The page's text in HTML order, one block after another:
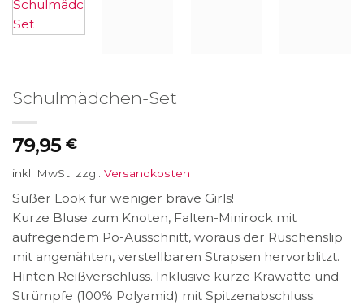
Schulmädchen-Set
79,95 €
inkl. MwSt. zzgl. Versandkosten
Süßer Look für weniger brave Girls!
Kurze Bluse zum Knoten, Falten-Minirock mit
aufregendem Po-Ausschnitt, woraus der Rüschenslip
mit angenähten, verstellbaren Strapsen hervorblitzt.
Hinten Reißverschluss. Inklusive kurze Krawatte und
Strümpfe (100% Polyamid) mit Spitzenabschluss.